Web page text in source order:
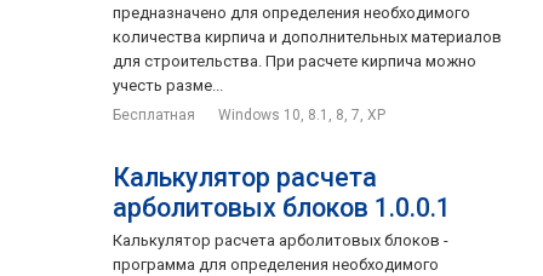
предназначено для определения необходимого
количества кирпича и дополнительных материалов
для строительства. При расчете кирпича можно
учесть разме...
Бесплатная Windows 10, 8.1, 8, 7, XP
Калькулятор расчета
арболитовых блоков 1.0.0.1
Калькулятор расчета арболитовых блоков -
программа для определения необходимого